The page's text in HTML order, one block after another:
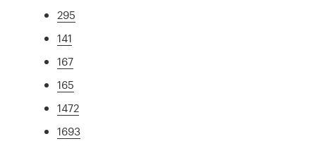
295
141
167
165
1472
1693